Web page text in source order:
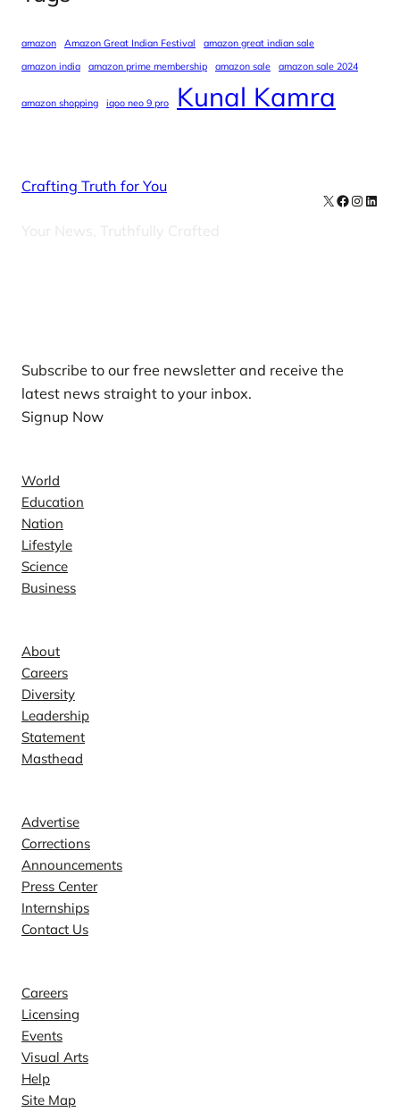
amazon Amazon Great Indian Festival
amazon great indian sale
amazon india
amazon prime membership amazon sale amazon sale 2024
amazon shopping iqoo neo 9 pro Kunal Kamra
Crafting Truth for You
Your News, Truthfully Crafted
X Facebook
Subscribe to our free newsletter and receive the
latest news straight to your inbox.
Signup Now
World
Education
Nation
Lifestyle
Science
Business
About
Careers
Diversity
Leadership
Statement
Masthead
Advertise
Corrections
Announcements
Press Center
Internships
Contact Us
Careers
Licensing
Events
Visual Arts
Help
Site Map